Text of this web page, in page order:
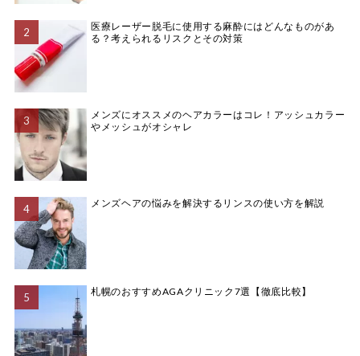
医療レーザー脱毛に使用する麻酔にはどんなものがあ
る？考えられるリスクとその対策
メンズにオススメのヘアカラーはコレ！アッシュカラー
やメッシュがオシャレ
メンズヘアの悩みを解決するリンスの使い方を解説
札幌のおすすめAGAクリニック7選【徹底比較】